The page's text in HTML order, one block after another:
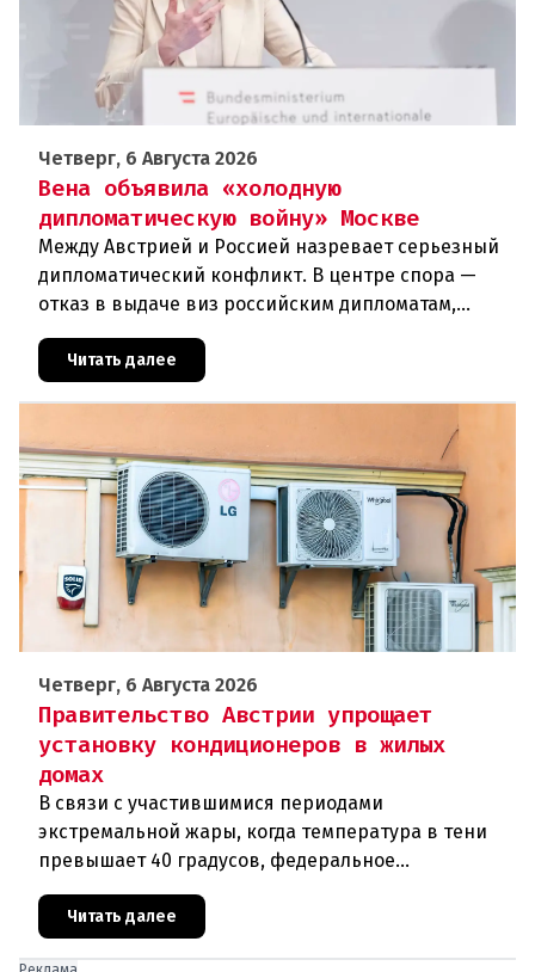
Четверг, 6 Августа 2026
Вена объявила «холодную
дипломатическую войну» Москве
Между Австрией и Россией назревает серьезный
дипломатический конфликт. В центре спора —
отказ в выдаче виз российским дипломатам,
международных организаций, которые
Читать далее
Четверг, 6 Августа 2026
Правительство Австрии упрощает
установку кондиционеров в жилых
домах
В связи с участившимися периодами
экстремальной жары, когда температура в тени
превышает 40 градусов, федеральное
проблемы перегрева жилых помещений. В среду н
Читать далее